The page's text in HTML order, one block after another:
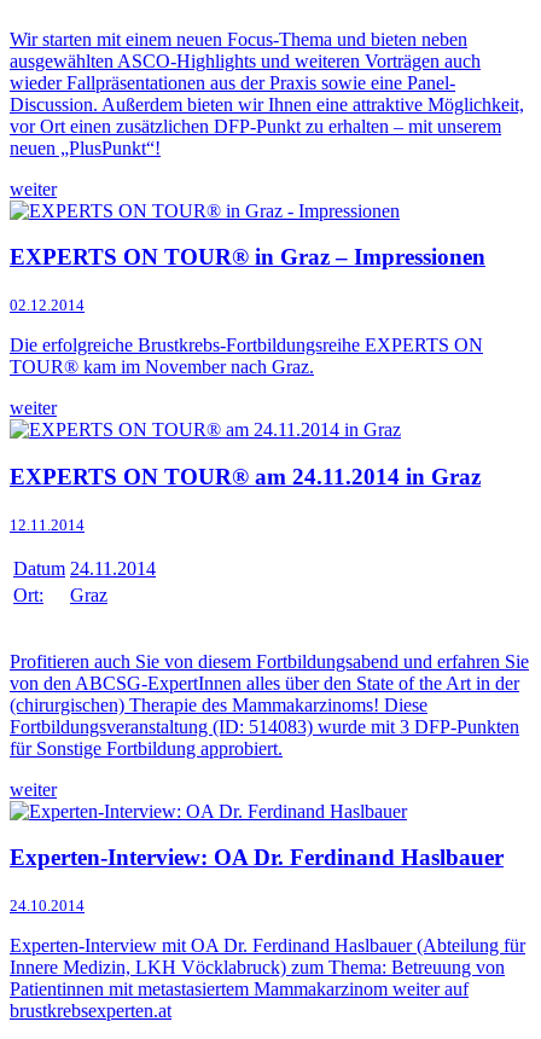
Wir starten mit einem neuen Focus-Thema und bieten neben
ausgewählten ASCO-Highlights und weiteren Vorträgen auch
wieder Fallpräsentationen aus der Praxis sowie eine Panel-
Discussion. Außerdem bieten wir Ihnen eine attraktive Möglichkeit,
vor Ort einen zusätzlichen DFP-Punkt zu erhalten – mit unserem
neuen „PlusPunkt“!
weiter
EXPERTS ON TOUR® in Graz – Impressionen
02.12.2014
Die erfolgreiche Brustkrebs-Fortbildungsreihe EXPERTS ON
TOUR® kam im November nach Graz.
weiter
EXPERTS ON TOUR® am 24.11.2014 in Graz
12.11.2014
Datum 24.11.2014
Ort:
Graz
Profitieren auch Sie von diesem Fortbildungsabend und erfahren Sie
von den ABCSG-ExpertInnen alles über den State of the Art in der
(chirurgischen) Therapie des Mammakarzinoms! Diese
Fortbildungsveranstaltung (ID: 514083) wurde mit 3 DFP-Punkten
für Sonstige Fortbildung approbiert.
weiter
Experten-Interview: OA Dr. Ferdinand Haslbauer
24.10.2014
Experten-Interview mit OA Dr. Ferdinand Haslbauer (Abteilung für
Innere Medizin, LKH Vöcklabruck) zum Thema: Betreuung von
Patientinnen mit metastasiertem Mammakarzinom weiter auf
brustkrebsexperten.at